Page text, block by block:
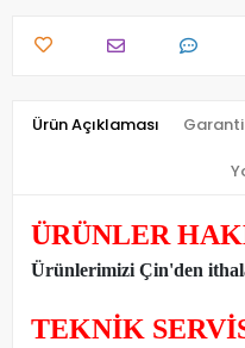
Ürün Açıklaması
ÜRÜNLER
Ürünlerimizi Çin'den
TEKNİK